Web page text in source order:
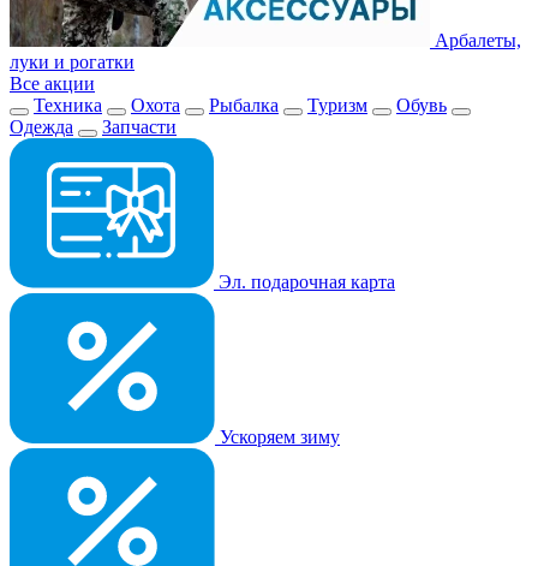
Арбалеты,
луки и рогатки
Все акции
Техника
Охота Рыбалка Туризм
Обувь
Одежда
Запчасти
Эл. подарочная карта
Ускоряем зиму